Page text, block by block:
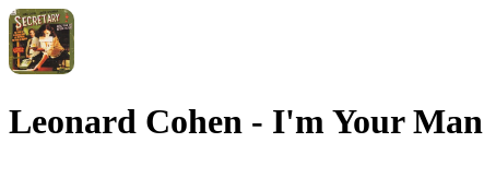
Leonard Cohen - I'm Your Man